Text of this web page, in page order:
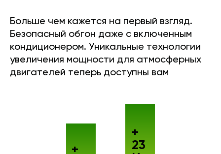
Больше чем кажется на первый взгляд.
Безопасный обгон даже с включенным
кондиционером. Уникальные технологии
увеличения мощности для атмосферных
двигателей теперь доступны вам
+
+
23